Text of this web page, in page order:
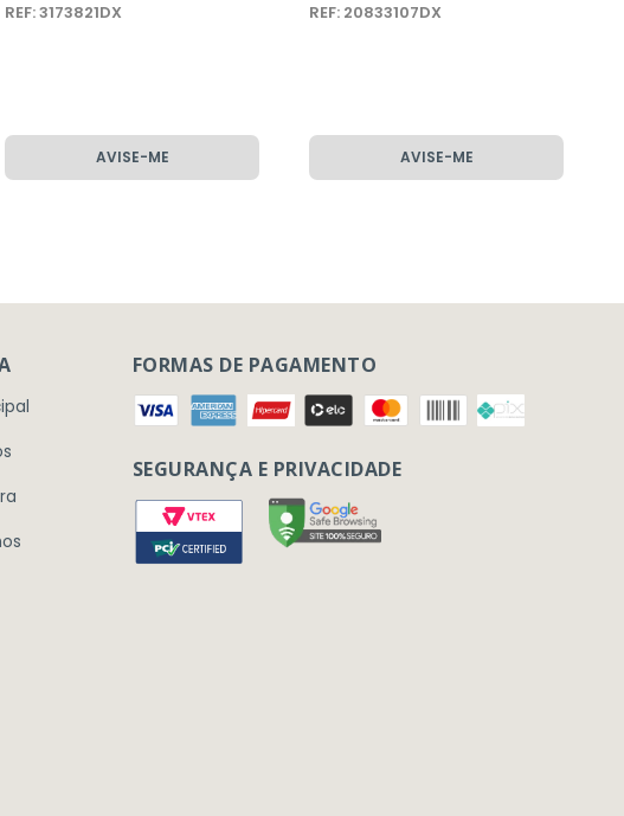
REF: 3173821DX
AVISE-ME
CAMINHÃO VOLVO VM
REF: 20833107DX
AVISE-ME
FORMAS DE PAGAMENTO
SEGURANÇA E PRIVACIDADE